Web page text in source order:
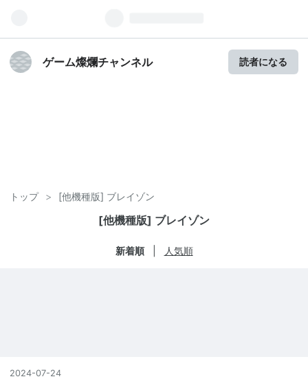
ゲーム燦爛チャンネル 読者になる
トップ > [他機種版] ブレイゾン
[他機種版] ブレイゾン
新着順 人気順
2024-07-24